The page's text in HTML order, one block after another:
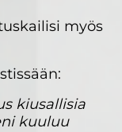
myös
kiusallisia
kuuluu